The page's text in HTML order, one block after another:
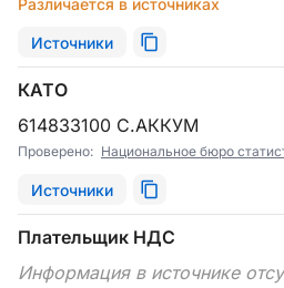
Различается в источниках
Источники
КАТО
614833100 С.АККУМ
Проверено: Национальное бюро
Источники
Плательщик НДС
Информация в источнике